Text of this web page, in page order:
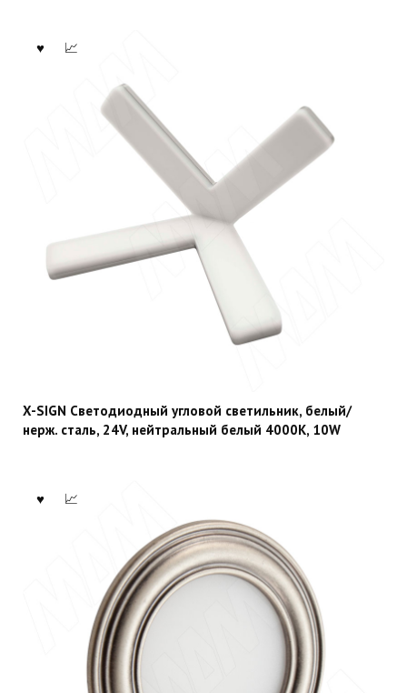
X-SIGN Светодиодный угловой светильник, белый/
нерж. сталь, 24V, нейтральный белый 4000К, 10W